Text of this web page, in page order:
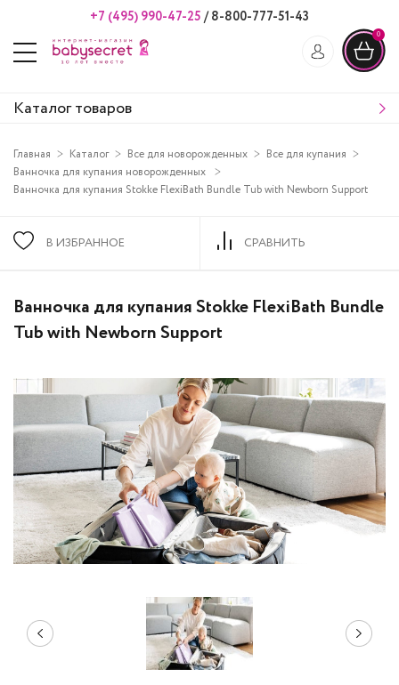
+7 (495) 990-47-25 /8-800-777-51-43
0
Каталог товаров
Главная Каталог Все для новорожденных
Все для купания
Ванночка для купания новорожденных
Ванночка для купания Stokke FlexiBath Bundle Tub with Newborn Support
В ИЗБРАННОЕ СРАВНИТЬ
Ванночка для купания Stokke FlexiBath Bundle
Tub with Newborn Support